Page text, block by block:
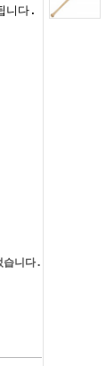
니다.
습니다.